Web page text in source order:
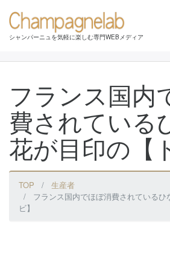
シャンパーニュを気軽に楽しむ専門WEBメディア
フランス国内
費されている
花が目印の【
TOP
生産者
フランス国内でほぼ消費されているひ
ビ】